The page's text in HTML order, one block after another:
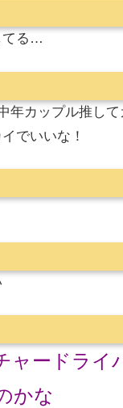
てる…
年カップル推し
でいいな！
ャードライ
かな